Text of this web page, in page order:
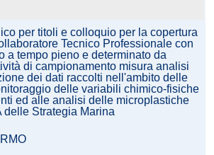
per titoli e colloquio per la copertura
Tecnico Professionale con
a tempo pieno e determinato da
di campionamento misura analisi
dei dati raccolti nell'ambito delle
delle variabili chimico-fisiche
ed alle analisi delle microplastiche
delle Strategia Marina